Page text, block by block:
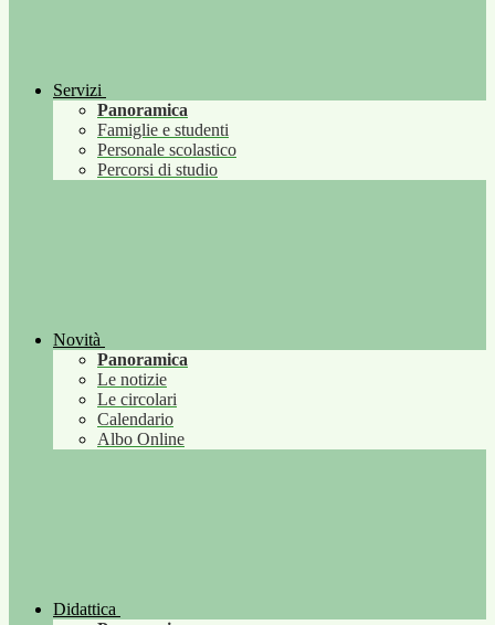
Servizi
Panoramica
Famiglie e studenti
Personale scolastico
Percorsi di studio
Novità
Panoramica
Le notizie
Le circolari
Calendario
Albo Online
Didattica